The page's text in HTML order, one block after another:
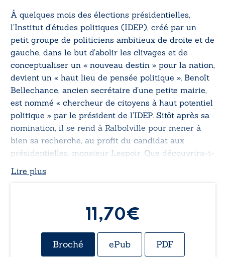
À quelques mois des élections présidentielles,
l’Institut d’études politiques (IDEP), créé par un
petit groupe de politiciens ambitieux de droite et de
gauche, dans le but d’abolir les clivages et de
conceptualiser un « nouveau destin » pour la nation,
devient un « haut lieu de pensée politique ». Benoît
Bellechance, ancien secrétaire d’une petite mairie,
est nommé « chercheur de citoyens à haut potentiel
politique » par le président de l’IDEP. Sitôt après sa
nomination, il se rend à Ralbolville pour mener à
bien sa recherche, au profit du candidat aux
présidentielles, monsieur Lespoir. Que découvrira-t-
il lors de son séjour dans cette ville portuaire ? Qui
sont les goélands ? Parviendra-t-il à remplir sa
Lire plus
11,70€
Broché ePub PDF